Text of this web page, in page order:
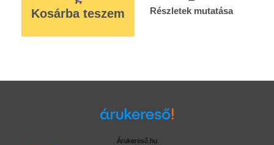
Kosárba teszem Részletek mutatása
Árukereső.hu